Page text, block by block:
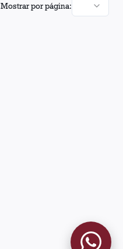
Mostrar por página: